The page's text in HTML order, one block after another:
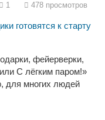
1
478 просмотров
фейерверки,
С лёгким паром!»
для многих людей